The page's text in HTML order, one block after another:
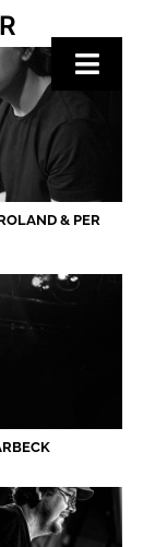
Toggle
& PER